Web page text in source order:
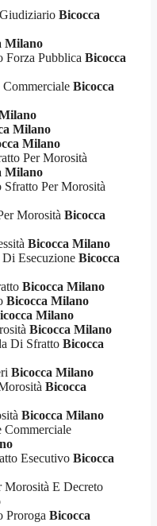
Bicocca
Milano
Pubblica Bicocca
Bicocca
Milano
Milano
Per Morosità
Milano
Per Morosità
Morosità Bicocca
Bicocca Milano
Esecuzione Bicocca
Bicocca Milano
Bicocca Milano
Milano
Bicocca Milano
Di Sfratto Bicocca
Bicocca Milano
Bicocca
Bicocca Milano
Commerciale
Esecutivo Bicocca
Morosità E Decreto
Proroga Bicocca